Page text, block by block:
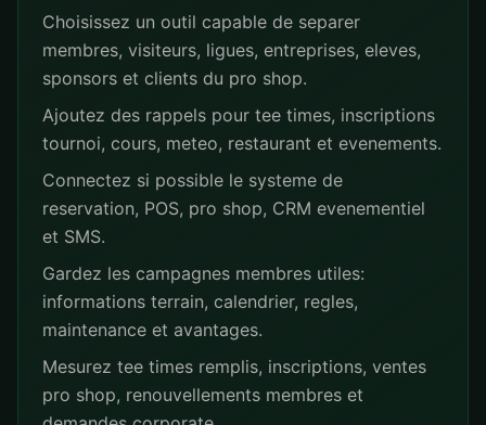
Choisissez un outil capable de separer
membres, visiteurs, ligues, entreprises, eleves,
sponsors et clients du pro shop.
Ajoutez des rappels pour tee times, inscriptions
tournoi, cours, meteo, restaurant et evenements.
Connectez si possible le systeme de
reservation, POS, pro shop, CRM evenementiel
et SMS.
Gardez les campagnes membres utiles:
informations terrain, calendrier, regles,
maintenance et avantages.
Mesurez tee times remplis, inscriptions, ventes
pro shop, renouvellements membres et